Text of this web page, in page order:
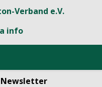
Newsletter